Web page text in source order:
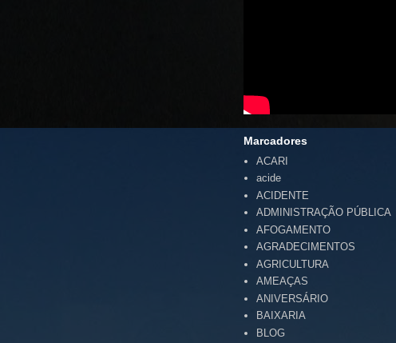
Marcadores
ACARI
acide
ACIDENTE
ADMINISTRAÇÃO PÚBLICA
AFOGAMENTO
AGRADECIMENTOS
AGRICULTURA
AMEAÇAS
ANIVERSÁRIO
BAIXARIA
BLOG